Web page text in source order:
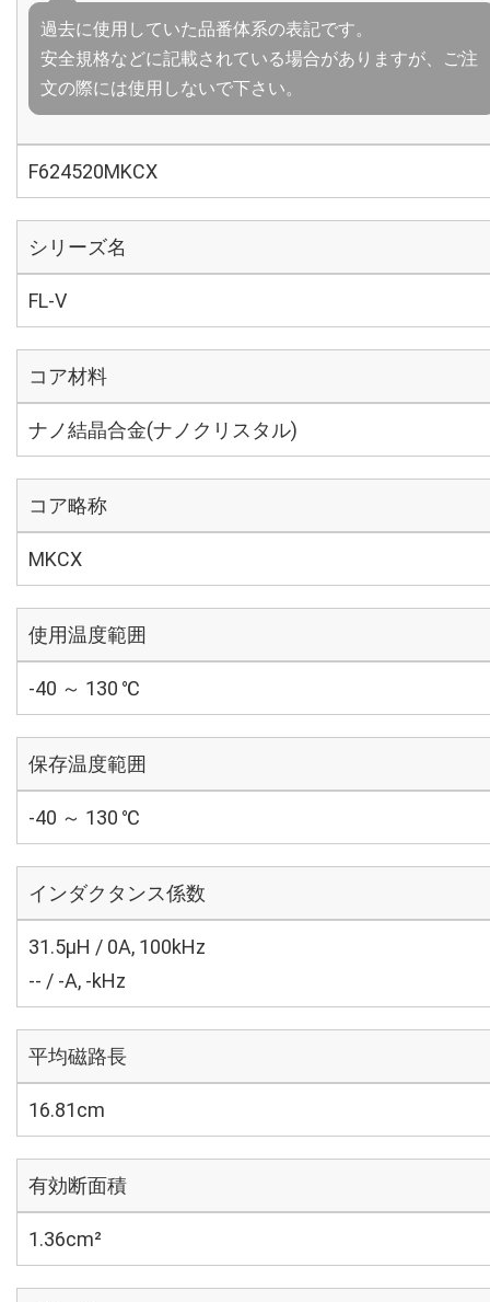
過去に使用していた品番体系の表記です。
安全規格などに記載されている場合がありますが、ご注
文の際には使用しないで下さい。
F624520MKCX
シリーズ名
FL-V
コア材料
ナノ結晶合金(ナノクリスタル)
コア略称
MKCX
使用温度範囲
-40 ～ 130 ℃
保存温度範囲
-40 ～ 130 ℃
インダクタンス係数
31.5μH / 0A, 100kHz
-- / -A, -kHz
平均磁路長
16.81cm
有効断面積
1.36cm²